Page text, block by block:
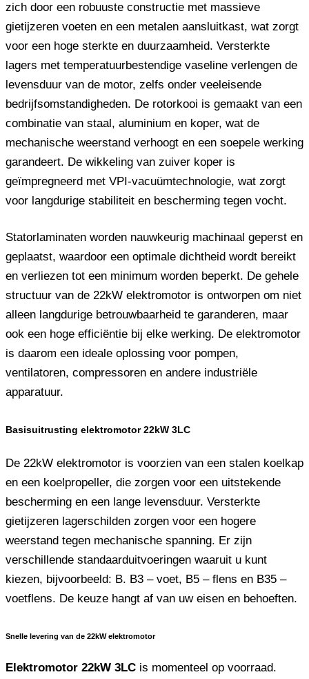
zich door een robuuste constructie met massieve
gietijzeren voeten en een metalen aansluitkast, wat zorgt
voor een hoge sterkte en duurzaamheid. Versterkte
lagers met temperatuurbestendige vaseline verlengen de
levensduur van de motor, zelfs onder veeleisende
bedrijfsomstandigheden. De rotorkooi is gemaakt van een
combinatie van staal, aluminium en koper, wat de
mechanische weerstand verhoogt en een soepele werking
garandeert. De wikkeling van zuiver koper is
geïmpregneerd met VPI-vacuümtechnologie, wat zorgt
voor langdurige stabiliteit en bescherming tegen vocht.
Statorlaminaten worden nauwkeurig machinaal geperst en
geplaatst, waardoor een optimale dichtheid wordt bereikt
en verliezen tot een minimum worden beperkt. De gehele
structuur van de 22kW elektromotor is ontworpen om niet
alleen langdurige betrouwbaarheid te garanderen, maar
ook een hoge efficiëntie bij elke werking. De elektromotor
is daarom een ​​ideale oplossing voor pompen,
ventilatoren, compressoren en andere industriële
apparatuur.
Basisuitrusting elektromotor 22kW 3LC
De 22kW elektromotor is voorzien van een stalen koelkap
en een koelpropeller, die zorgen voor een uitstekende
bescherming en een lange levensduur. Versterkte
gietijzeren lagerschilden zorgen voor een hogere
weerstand tegen mechanische spanning. Er zijn
verschillende standaarduitvoeringen waaruit u kunt
kiezen, bijvoorbeeld: B. B3 – voet, B5 – flens en B35 –
voetflens. De keuze hangt af van uw eisen en behoeften.
Snelle levering van de 22kW elektromotor
Elektromotor 22kW 3LC is momenteel op voorraad.